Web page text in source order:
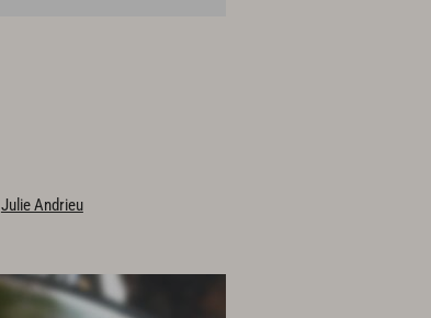
Julie Andrieu